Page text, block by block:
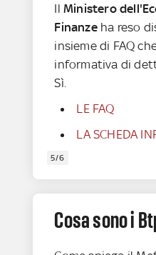
IlMinistero
Finanzeha reso
insieme di FAQ
informativa di
Sì.
LE FAQ
LA SCHEDA
5/6
Cosa sono i